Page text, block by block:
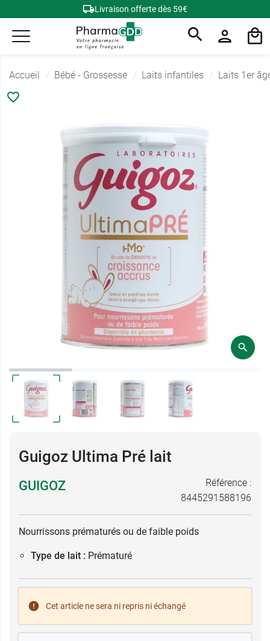
Livraison offerte dès 59€
Accueil Bébé - Grossesse Laits infantiles Laits 1er
Guigoz Ultima Pré lait
GUIGOZ
Référence :
8445291588196
Nourrissons prématurés ou de faible poids
Type de lait : Prématuré
Cet article ne sera ni repris ni échangé